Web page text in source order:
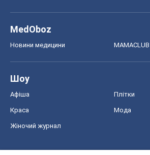
MedOboz
Новини медицини MAMACLUB
Шоу
Афіша Плітки
Краса Мода
Жіночий журнал